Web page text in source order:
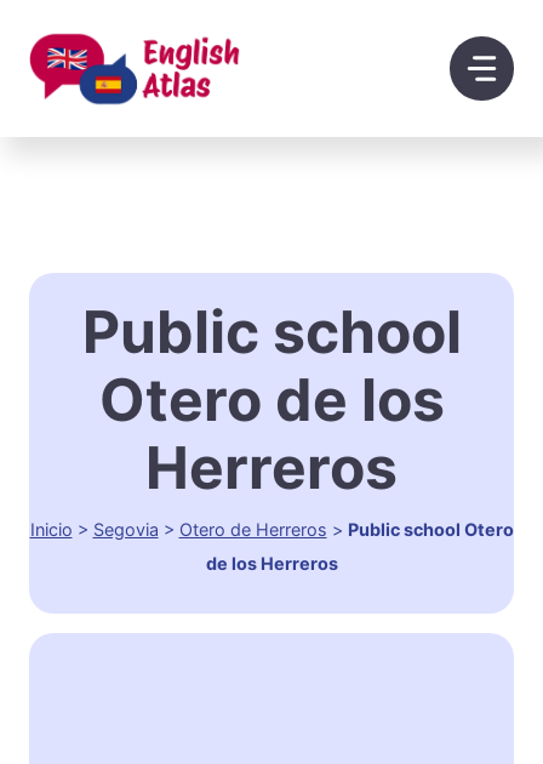
contenido
Public school
Otero de los
Herreros
Inicio > Segovia > Otero de Herreros > Public school Otero
de los Herreros